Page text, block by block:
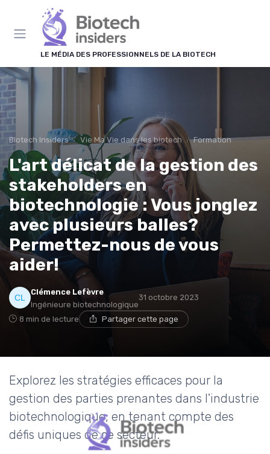
LE MÉDIA DES PROFESSIONNELS DE LA BIOTECH
Biotech Insiders Vie Ma Vie dans les biotech Formation
L'art délicat de la gestion des
stakeholders en
biotechnologie : Vous jonglez
avec plusieurs balles?
Permettez-nous de vous
aider!
Clémence Lefèvre
Ingénieure biotechnologique
31 octobre 2023
8 min de lecture Partager cette page
Explorez les stratégies efficaces pour la
gestion des parties prenantes dans l'industrie
biotechnologique, en tenant compte des
défis uniques de ce secteur.
Panneau de gestion des cookies